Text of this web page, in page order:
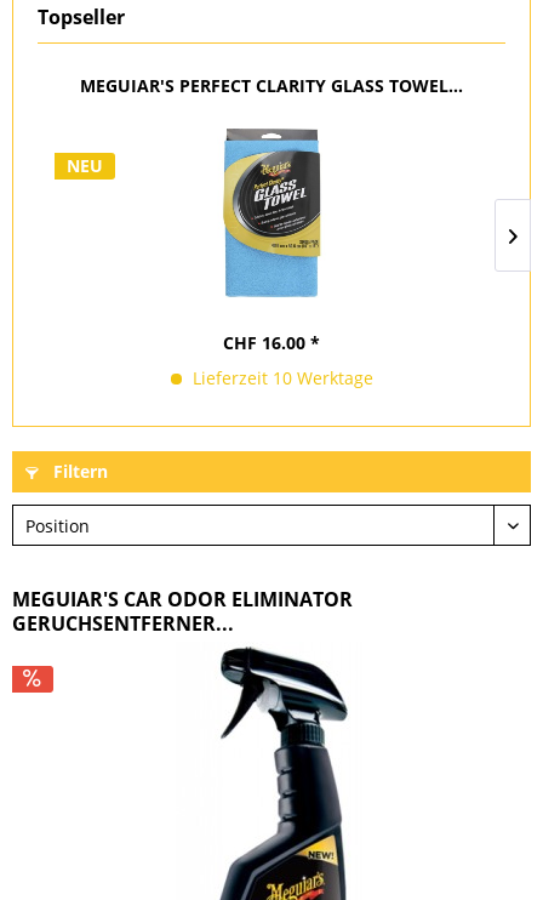
Topseller
MEGUIAR'S PERFECT CLARITY GLASS TOWEL...
NEU
CHF 16.00 *
Lieferzeit 10 Werktage
Filtern
MEGUIAR'S CAR ODOR ELIMINATOR
GERUCHSENTFERNER...